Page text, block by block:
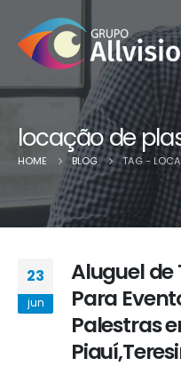
locação de
HOME BLOG TAG -
23
jun
Aluguel de
Para
Palestras